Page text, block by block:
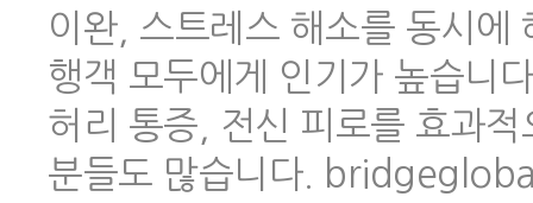
이완, 스트레스 해소를 동시에
행객 모두에게 인기가 높습니
허리 통증, 전신 피로를 효과
분들도 많습니다.